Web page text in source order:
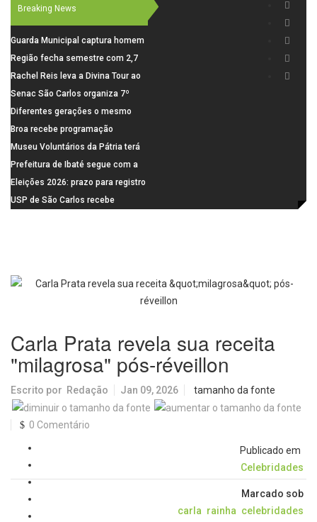
Breaking News
Guarda Municipal captura homem
procurado pela Justiça durante
patrulhamento em São Carlos
Região fecha semestre com 2,7
mil novosempregos e retoma
saldo positivo em junho
Rachel Reis leva a Divina Tour ao
interior de São Paulo com shows
inéditos em São Carlos e Jundiaí
Senac São Carlos organiza 7º
Fórum Internacional Senac de
Educadores com debates sobre
pensamento crítico, leitura e
diversidade
Diferentes gerações o mesmo
amor: pais do Saae contam como
a paternidade transformou suas
histórias
Broa recebe programação
esportiva com corrida, vela e
demonstração de paramotor
Museu Voluntários da Pátria terá
horário especial nesta segunda-
feira (10)
Prefeitura de Ibaté segue com a
Campanha do Agasalho segue
durante o mês de agosto
Eleições 2026: prazo para registro
de candidaturas acaba em 15 de
USP de São Carlos recebe
Carla Prata revela sua receita
"milagrosa" pós-réveillon
Escrito por Redação Jan 09, 2026 tamanho da fonte
0 Comentário
Publicado em
Celebridades
Marcado sob
carla rainha celebridades